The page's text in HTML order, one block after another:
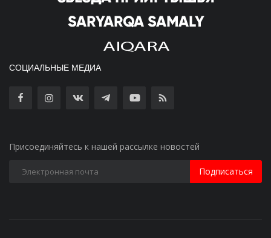
СОЦИАЛЬНЫЕ МЕДИА
Присоединяйтесь к нашей рассылке новостей
Подписаться